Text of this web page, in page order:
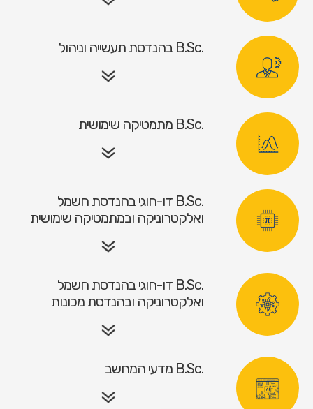
.B.Sc בהנדסת תעשייה וניהול
.B.Sc מתמטיקה שימושית
.B.Sc דו-חוגי בהנדסת חשמל
ואלקטרוניקה ובמתמטיקה שימושית
.B.Sc דו-חוגי בהנדסת חשמל
ואלקטרוניקה ובהנדסת מכונות
.B.Sc מדעי המחשב